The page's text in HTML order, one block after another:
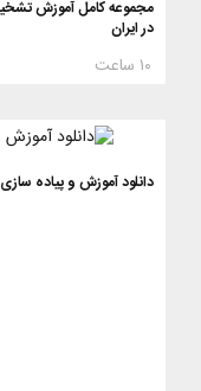
در ایران
۱۰ ساعت
دانلود آموزش و پیاده